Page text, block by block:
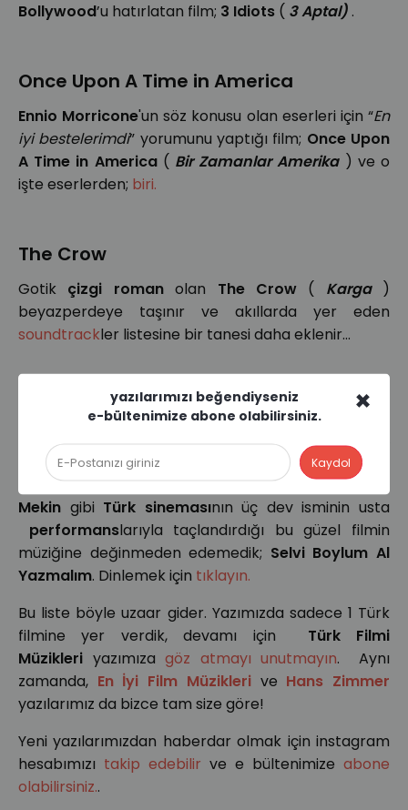
Bollywood’u hatırlatan film; 3 Idiots ( 3 Aptal) .
Once Upon A Time in America
Ennio Morricone'un söz konusu olan eserleri için “En
iyi bestelerimdi” yorumunu yaptığı film; Once Upon
A Time in America( Bir Zamanlar Amerika ) ve o
işte eserlerden; biri.
The Crow
Gotik çizgi romanolan The Crow( Karga
)
beyazperdeye taşınır ve akıllarda yer eden
soundtrackler listesine bir tanesi daha eklenir...
Selvi Boylum Al Yazmalım
Listemizin son sırasında; "
Sevgi neydi? Sevgi iyilikti,
dostluktu. Sevgi, emekti.
” repliği ile akıllara
kazınan,
Kadir İnanır veAhmet
Mekin gibi Türk sinemasının üç dev isminin usta
performanslarıyla taçlandırdığı bu güzel filmin
müziğine değinmeden edemedik; Selvi Boylum Al
Yazmalım. Dinlemek için tıklayın.
Bu liste böyle uzaar gider. Yazımızda sadece 1 Türk
filmine yer verdik, devamı için Türk Filmi
Müzikleri yazımıza göz atmayı unutmayın. Aynı
zamanda, En İyi Film Müzikleri ve Hans Zimmer
yazılarımız da bizce tam size göre!
Yeni yazılarımızdan haberdar olmak için instagram
hesabımızı takip edebilir ve e bültenimize abone
olabilirsiniz..
×
yazılarımızı beğendiyseniz
e-bültenimize abone olabilirsiniz.